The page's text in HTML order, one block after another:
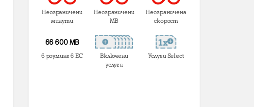
Неограничени
минути
Неограничени
MB
Неограничена
скорост
66 600 MB
в роуминг в ЕС
Включени
услуги
Услуги Select